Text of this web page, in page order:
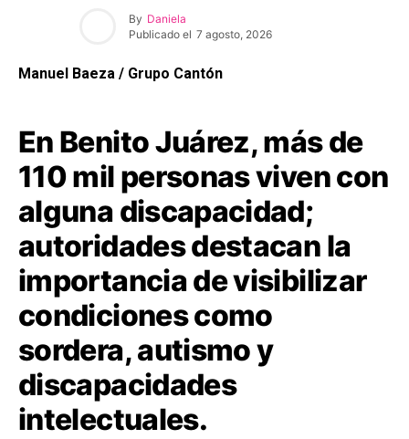
By Daniela
Publicado el 7 agosto, 2026
Manuel Baeza / Grupo Cantón
En Benito Juárez, más de
110 mil personas viven con
alguna discapacidad;
autoridades destacan la
importancia de visibilizar
condiciones como
sordera, autismo y
discapacidades
intelectuales.